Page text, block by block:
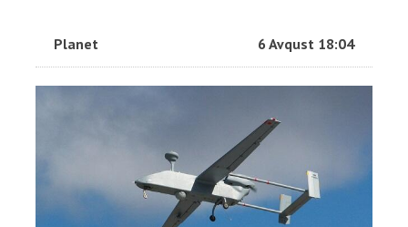
Planet 6 Avqust 18:04